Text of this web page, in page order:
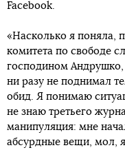
Faceboоk.
«Насколько я поняла,
комитета по свободе
господином
ни разу не поднимал
обид. Я понимаю
не знаю третьего
манипуляция: мне
абсурдные вещи, мол,